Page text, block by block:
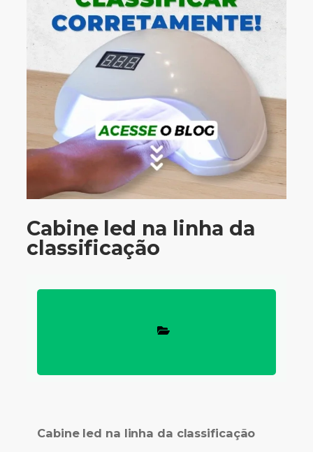
Cabine led na linha da
classificação
Cabine led na linha da classificação